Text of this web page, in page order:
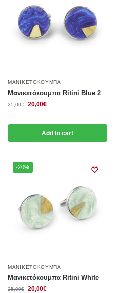
ΜΑΝΙΚΕΤΌΚΟΥΜΠΑ
Μανικετόκουμπα Ritini Blue 2
25,00€ 20,00€
Add to cart
-20%
ΜΑΝΙΚΕΤΌΚΟΥΜΠΑ
Μανικετόκουμπα Ritini White
25,00€ 20,00€